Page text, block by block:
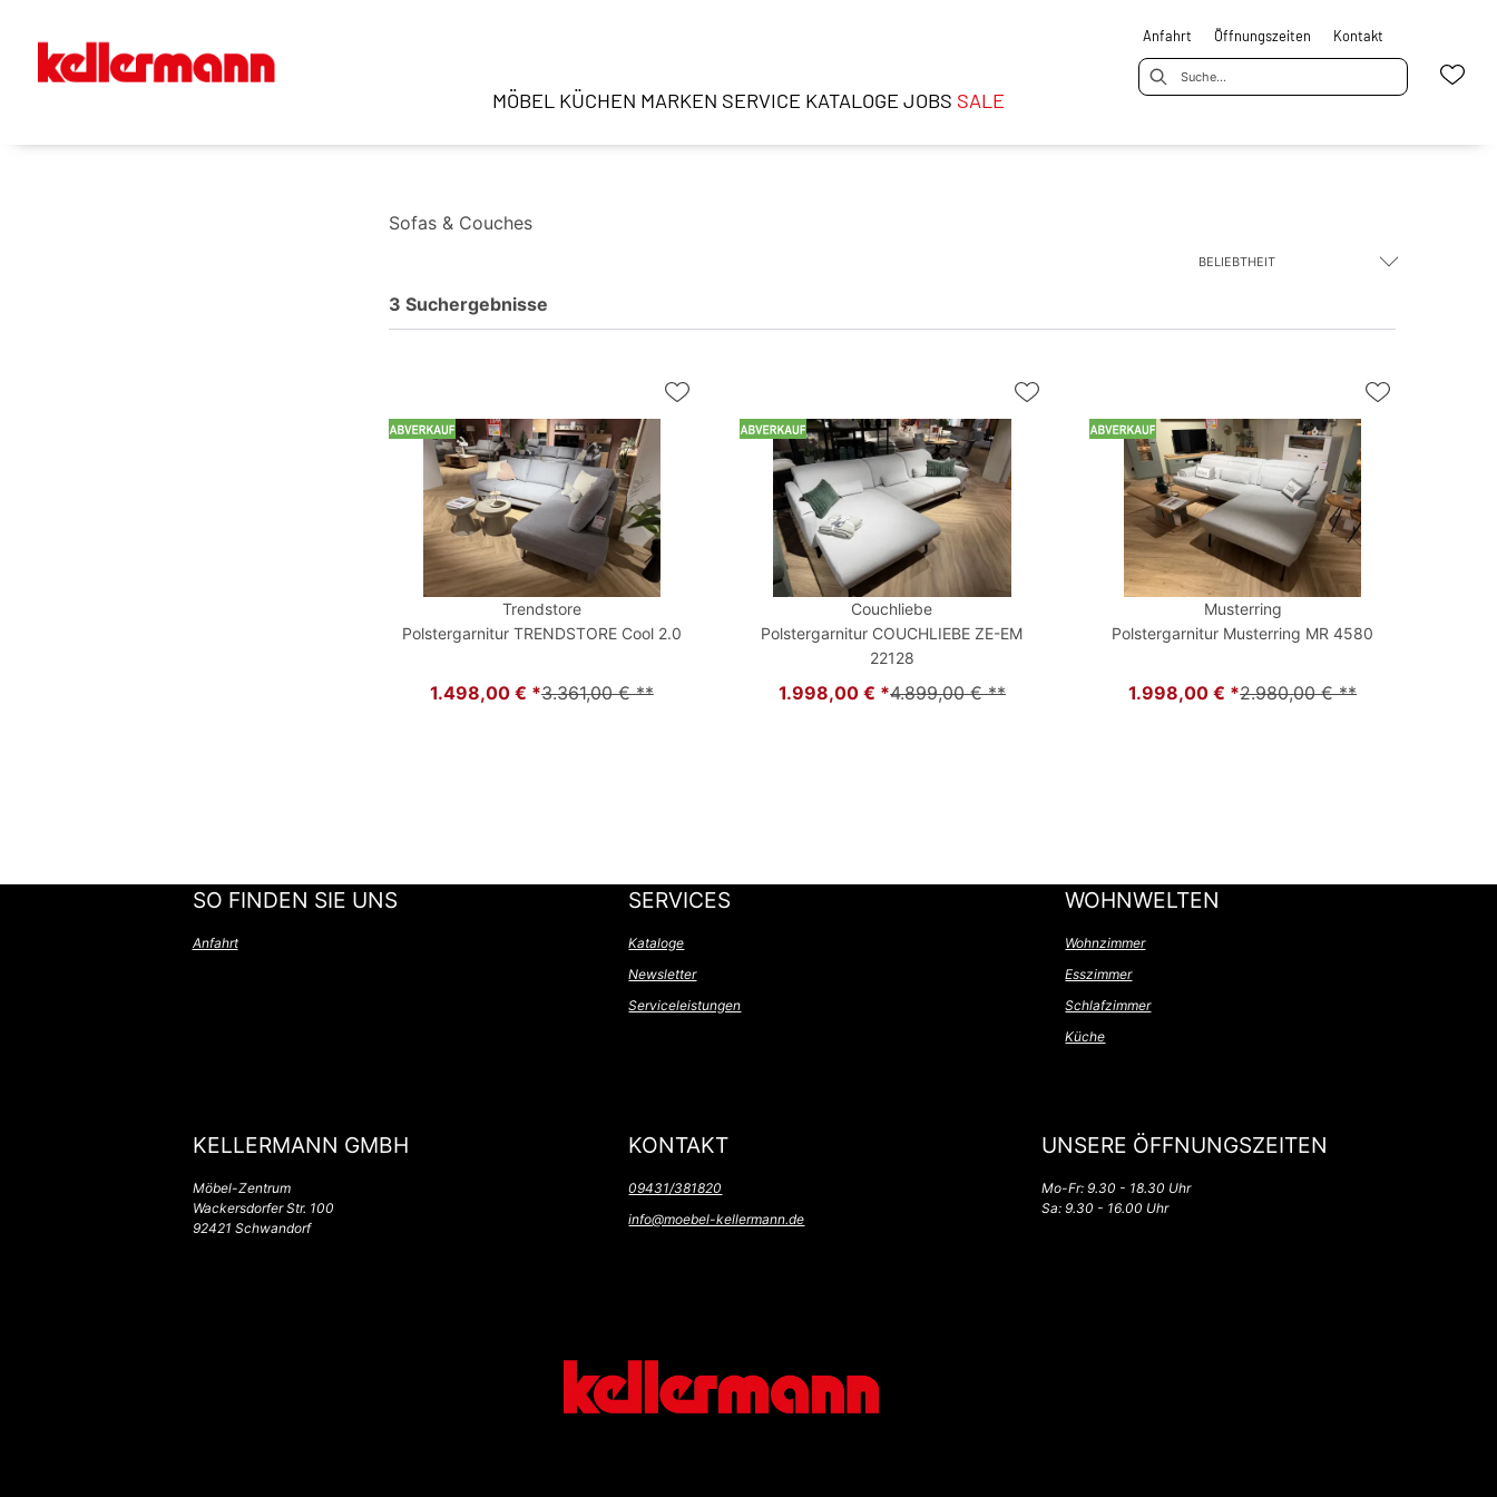
Anfahrt Öffnungszeiten Kontakt
MÖBEL KÜCHEN MARKEN SERVICE KATALOGE JOBS SALE
Sofas & Couches
BELIEBTHEIT
3 Suchergebnisse
Trendstore
Polstergarnitur TRENDSTORE Cool 2.0
1.498,00 € *3.361,00 € **
Couchliebe
Polstergarnitur COUCHLIEBE ZE-EM
22128
1.998,00 € *4.899,00 € **
Musterring
Polstergarnitur Musterring MR 4580
1.998,00 € *2.980,00 € **
SO FINDEN SIE UNS
Anfahrt
SERVICES
Kataloge
Newsletter
Serviceleistungen
WOHNWELTEN
Wohnzimmer
Esszimmer
Schlafzimmer
Küche
KELLERMANN GMBH
Möbel-Zentrum
Wackersdorfer Str. 100
92421 Schwandorf
KONTAKT
09431/381820
info@moebel-kellermann.de
UNSERE ÖFFNUNGSZEITEN
Mo-Fr: 9.30 - 18.30 Uhr
Sa: 9.30 - 16.00 Uhr